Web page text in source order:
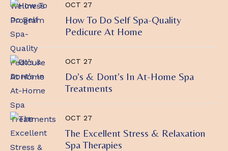
OCT 27
How To Do Self Spa-Quality
Pedicure At Home
OCT 27
Do’s & Dont’s In At-Home Spa
Treatments
OCT 27
The Excellent Stress & Relaxation
Spa Therapies